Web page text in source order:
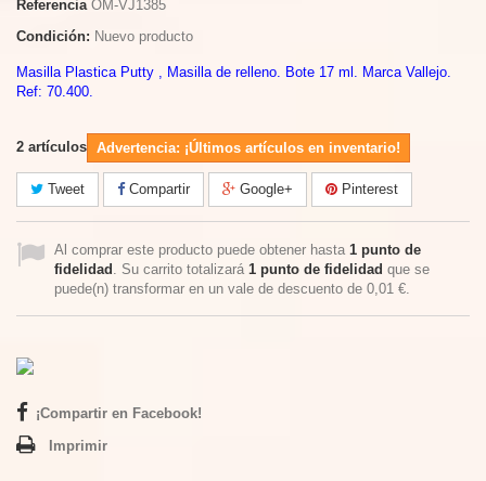
Referencia OM-VJ1385
Condición: Nuevo producto
Masilla Plastica Putty , Masilla de relleno. Bote 17 ml. Marca Vallejo.
Ref: 70.400.
2 artículos Advertencia: ¡Últimos artículos en inventario!
Tweet Compartir Google+ Pinterest
Al comprar este producto puede obtener hasta 1 punto de
fidelidad . Su carrito totalizará 1 punto de fidelidad que se
puede(n) transformar en un vale de descuento de 0,01 €.
¡Compartir en Facebook!
Imprimir